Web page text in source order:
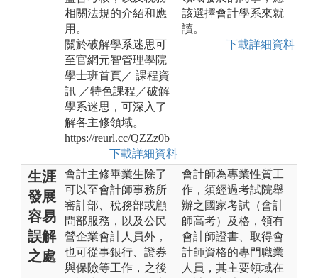
相關法規的介紹和應
用。
關於破解學系迷思可
至官網元智管理學院
學士班首頁／ 課程資
訊 ／特色課程／破解
學系迷思，可深入了
解各主修領域。
https://reurl.cc/QZZz0b
下載詳細資料
該選擇會計學系來就
讀。
下載詳細資料
生涯
發展
容易
誤解
之處
會計主修畢業生除了
可以至會計師事務所
審計部、稅務部或顧
問部服務，以及公民
營企業會計人員外，
也可從事銀行、證券
與保險等工作，之後
會計師為專業性質工
作，須經過考試院舉
辦之國家考試（會計
師高考）及格，領有
會計師證書、取得會
計師資格的專門職業
人員，其主要領域在